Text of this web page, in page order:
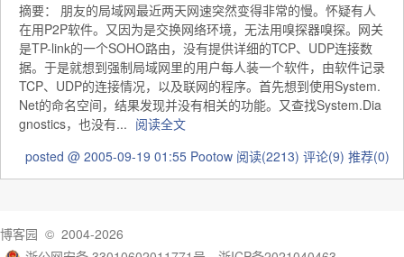
摘要： 朋友的局域网最近两天网速突然变得非常的慢。怀疑有人
在用P2P软件。又因为是交换网络环境，无法用嗅探器嗅探。网关
是TP-link的一个SOHO路由，没有提供详细的TCP、UDP连接数
据。于是就想到强制局域网里的用户每人装一个软件，由软件记录
TCP、UDP的连接情况，以及联网的程序。首先想到使用System.
Net的命名空间，结果发现并没有相关的功能。又查找System.Dia
gnostics，也没有... 阅读全文
posted @ 2005-09-19 01:55 Pootow 阅读(2213) 评论(9) 推荐(0)
博客园 © 2004-2026